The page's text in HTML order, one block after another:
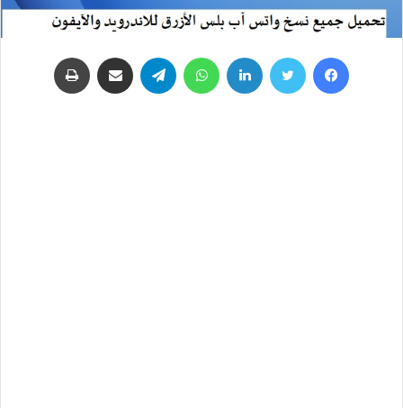
فيسبوك تويتر لينكدإن واتساب تيلقرام مشاركة عبر البريد